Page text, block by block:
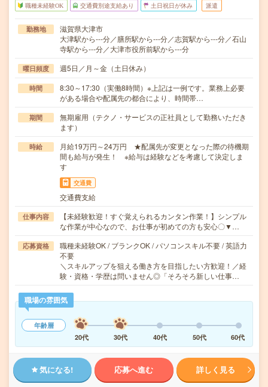
職種未経験OK 交通費別途支給あり 土日祝日が休み 派遣
勤務地
滋賀県大津市
大津駅から---分／膳所駅から---分／志賀駅から---分／石山
寺駅から---分／大津市役所前駅から---分
曜日頻度 週5日／月～金（土日休み）
時間
8:30～17:30（実働8時間）※上記は一例です。業務上必要
がある場合や配属先の都合により、時間帯…
期間
無期雇用（テクノ・サービスの正社員として勤務いただき
ます）
時給
月給19万円～24万円 ★配属先が変更となった際の待機期
間も給与が発生！ ※給与は経験などを考慮して決定しま
す
交通費
交通費支給
仕事内容
【未経験歓迎！すぐ覚えられるカンタン作業！】シンプル
な作業が中心なので、お仕事が初めての方も安心〇▼…
応募資格
職種未経験OK / ブランクOK / パソコンスキル不要 / 英語力
不要
＼スキルアップを狙える働き方を目指したい方歓迎！／経
験・資格・学歴は問いません◎「そろそろ新しい仕事…
職場の雰囲気
年齢層
20代
30代 40代 50代 60代
気になる! 応募へ進む 詳しく見る